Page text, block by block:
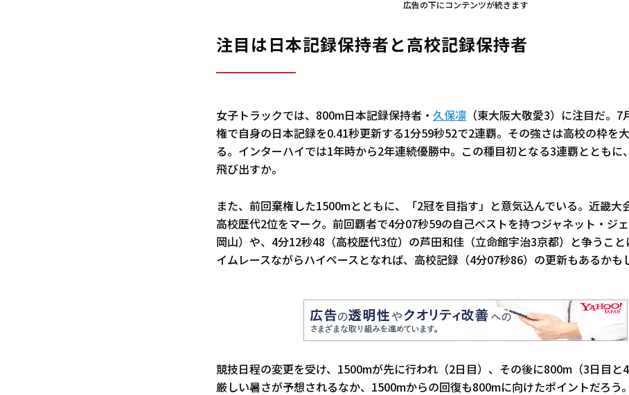
広告の下にコンテンツが続きます
注目は日本記録保持者と高校記録保持者
女子トラックでは、800m日本記録保持者・ 久保凛 （東大阪大敬愛3）に注目だ。7
権で自身の日本記録を0.41秒更新する1分59秒52で2連覇。その強さは高校の枠を
る。インターハイでは1年時から2年連続優勝中。この種目初となる3連覇とともに
飛び出すか。
また、前回棄権した1500mとともに、「2冠を目指す」と意気込んでいる。近畿大
高校歴代2位をマーク。前回覇者で4分07秒59の自己ベストを持つジャネット・ジ
岡山）や、4分12秒48（高校歴代3位）の芦田和佳（立命館宇治3京都）と争うこと
イムレースながらハイペースとなれば、高校記録（4分07秒86）の更新もあるかも
競技日程の変更を受け、1500mが先に行われ（2日目）、その後に800m（3日目と4
厳しい暑さが予想されるなか、1500mからの回復も800mに向けたポイントだろう